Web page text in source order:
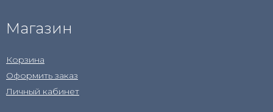
Магазин
Корзина
Оформить заказ
Личный кабинет